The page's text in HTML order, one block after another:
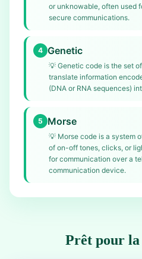
or unknowable, often used
secure communications.
4 Genetic
💡 Genetic code is the set
translate information
(DNA or RNA sequences)
5 Morse
💡 Morse code is a system
of on-off tones, clicks, or
for communication over a
communication device.
Prêt pour la